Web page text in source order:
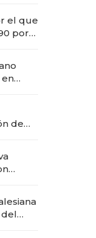
el que
por
en
de